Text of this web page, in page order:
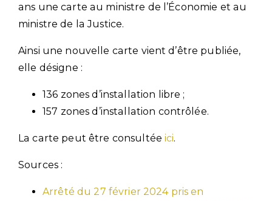
ans une carte au ministre de l’Économie et au
ministre de la Justice.
Ainsi une nouvelle carte vient d’être publiée,
elle désigne :
136 zones d’installation libre ;
157 zones d’installation contrôlée.
La carte peut être consultéeici.
Sources :
Arrêté du 27 février 2024 pris en